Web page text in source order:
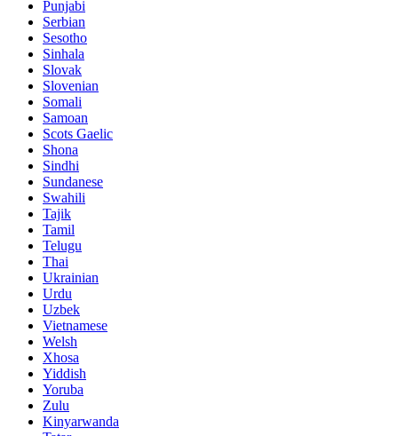
Punjabi
Serbian
Sesotho
Sinhala
Slovak
Slovenian
Somali
Samoan
Scots Gaelic
Shona
Sindhi
Sundanese
Swahili
Tajik
Tamil
Telugu
Thai
Ukrainian
Urdu
Uzbek
Vietnamese
Welsh
Xhosa
Yiddish
Yoruba
Zulu
Kinyarwanda